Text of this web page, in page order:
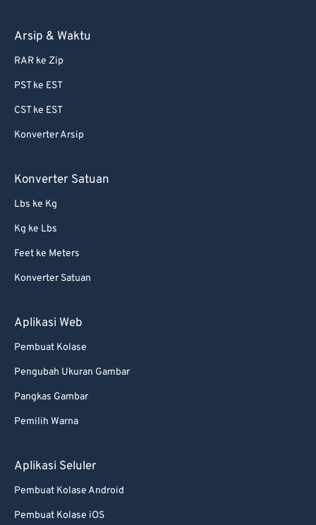
Arsip & Waktu
RAR ke Zip
PST ke EST
CST ke EST
Konverter Arsip
Konverter Satuan
Lbs ke Kg
Kg ke Lbs
Feet ke Meters
Konverter Satuan
Aplikasi Web
Pembuat Kolase
Pengubah Ukuran Gambar
Pangkas Gambar
Pemilih Warna
Aplikasi Seluler
Pembuat Kolase Android
Pembuat Kolase iOS